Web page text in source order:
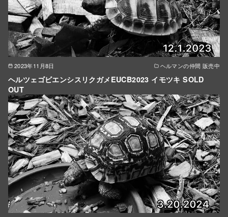
2023年11月8日 ヘルマンの仲間 販売中
ヘルツェゴビエンシスリクガメEUCB2023 イモツキ SOLD
OUT